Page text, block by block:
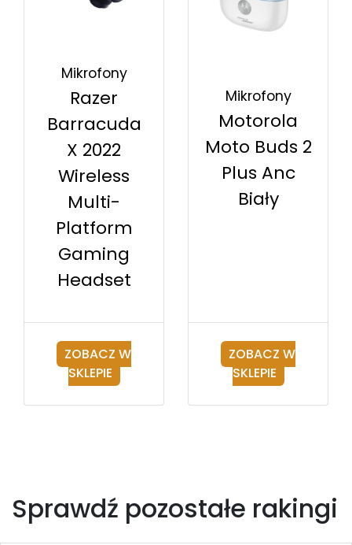
Mikrofony
Razer
Barracuda
X 2022
Wireless
Multi-
Platform
Gaming
Headset
ZOBACZ W
SKLEPIE
Mikrofony
Motorola
Moto Buds 2
Plus Anc
Biały
ZOBACZ W
SKLEPIE
Sprawdź pozostałe rakingi